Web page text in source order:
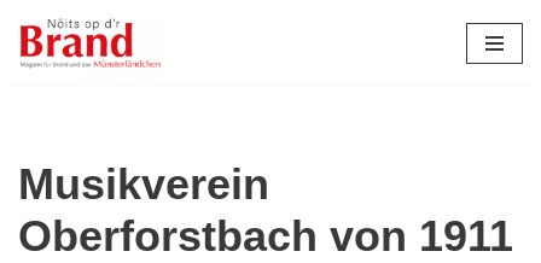
Zum
Musikverein
Oberforstbach von 1911